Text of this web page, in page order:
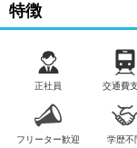
特徴
正社員 交通費
フリーター歓迎 学歴不